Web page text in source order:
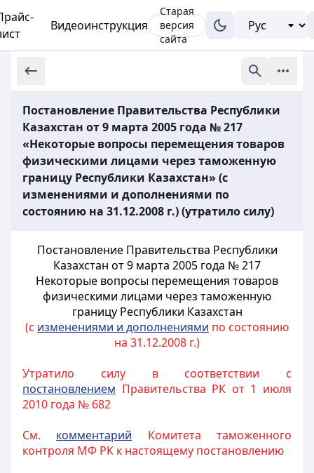
Видеоинструкция
Старая
версия
сайта
Постановление Правительства Республики
Казахстан от 9 марта 2005 года № 217
«Некоторые вопросы перемещения товаров
физическими лицами через таможенную
границу Республики Казахстан» (с
изменениями и дополнениями по
состоянию на 31.12.2008 г.) (утратило силу)
Постановление Правительства Республики
Казахстан от 9 марта 2005 года № 217
Некоторые вопросы перемещения товаров
физическими лицами через таможенную
границу Республики Казахстан
(с изменениями и дополнениями по состоянию
на 31.12.2008 г.)
Утратило силу в соответствии с
постановлением Правительства РК от 1 июля
2010 года № 682
См. комментарий Комитета таможенного
контроля МФ РК к настоящему постановлению